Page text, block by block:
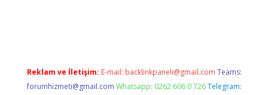
Reklam ve İletişim: E-mail: backlinkpaneli@gmail.com Teams:
forumhizmeti@gmail.com Whatsapp: 0262 606 0 726 Telegram: